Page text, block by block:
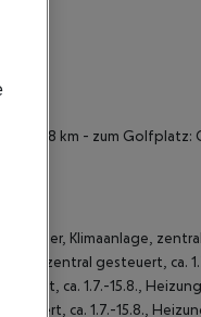
ca. 8 km - zum
Klimaanlage,
zentral gesteuert, ca.
ca. 1.7.-15.8.,
ca. 1.7.-15.8.,